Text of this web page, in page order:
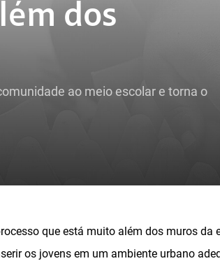
dos
ao meio escolar e torna o
que está muito além dos muros da
os jovens em um ambiente urbano